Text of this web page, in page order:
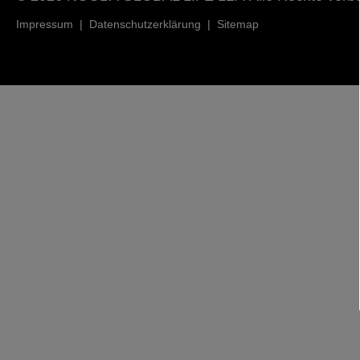
Impressum | Datenschutzerklärung | Sitemap